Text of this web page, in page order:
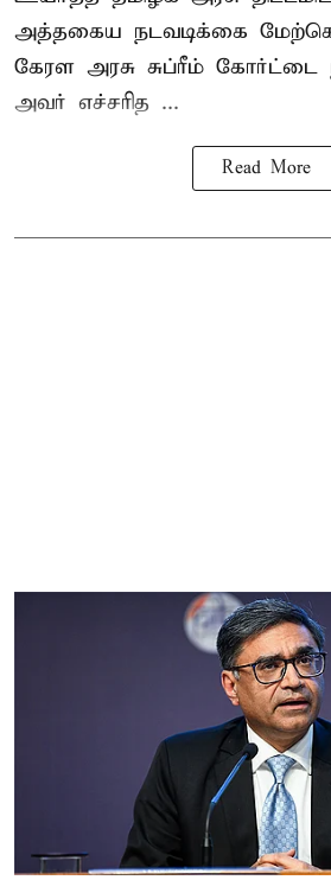
அத்தகைய நடவடிக்கை
கேரள அரசு சுப்ரீம் கோர்ட்டை
அவர் எச்சரித ...
Read More